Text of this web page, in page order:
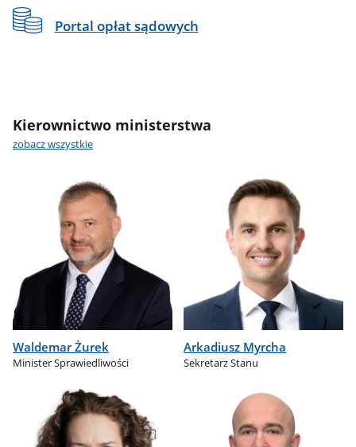
Portal opłat sądowych
Kierownictwo ministerstwa
zobacz wszystkie
Waldemar Żurek
Minister Sprawiedliwości
Arkadiusz Myrcha
Sekretarz Stanu